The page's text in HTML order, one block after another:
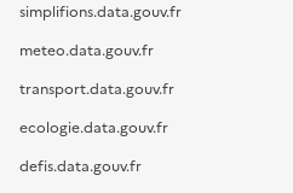
simplifions.data.gouv.fr
meteo.data.gouv.fr
transport.data.gouv.fr
ecologie.data.gouv.fr
defis.data.gouv.fr